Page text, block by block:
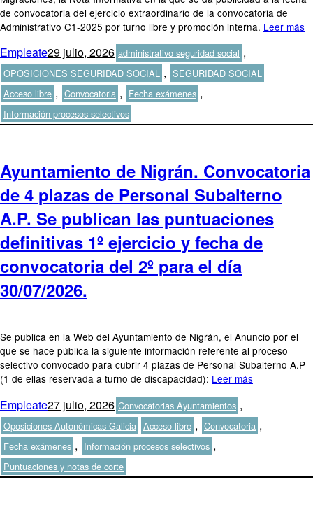
de convocatoria del ejercicio extraordinario de la convocatoria de
Administrativo C1-2025 por turno libre y promoción interna. Leer más
Autor
EmpleatePublicado
el
29 julio, 2026Categorías
administrativo seguridad social ,
OPOSICIONES SEGURIDAD SOCIAL , SEGURIDAD SOCIAL
Acceso libre , Convocatoria , Fecha exámenes ,
Información procesos selectivos
Ayuntamiento de Nigrán. Convocatoria
de 4 plazas de Personal Subalterno
A.P. Se publican las puntuaciones
definitivas 1º ejercicio y fecha de
convocatoria del 2º para el día
30/07/2026.
Se publica en la Web del Ayuntamiento de Nigrán, el Anuncio por el
que se hace pública la siguiente información referente al proceso
selectivo convocado para cubrir 4 plazas de Personal Subalterno A.P
(1 de ellas reservada a turno de discapacidad): Leer más
Autor
EmpleatePublicado
el
27 julio, 2026Categorías
Convocatorias Ayuntamientos ,
Oposiciones Autonómicas Galicia Etiquetas
Acceso libre , Convocatoria ,
Fecha exámenes , Información procesos selectivos ,
Puntuaciones y notas de corte